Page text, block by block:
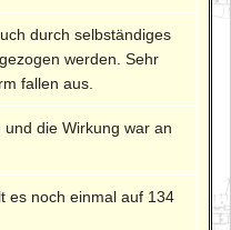
durch selbständiges
werden. Sehr
fallen aus.
die Wirkung war an
es noch einmal auf 134